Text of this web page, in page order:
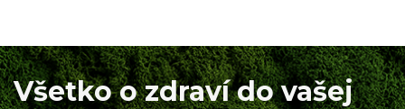
Všetko o zdraví do vašej